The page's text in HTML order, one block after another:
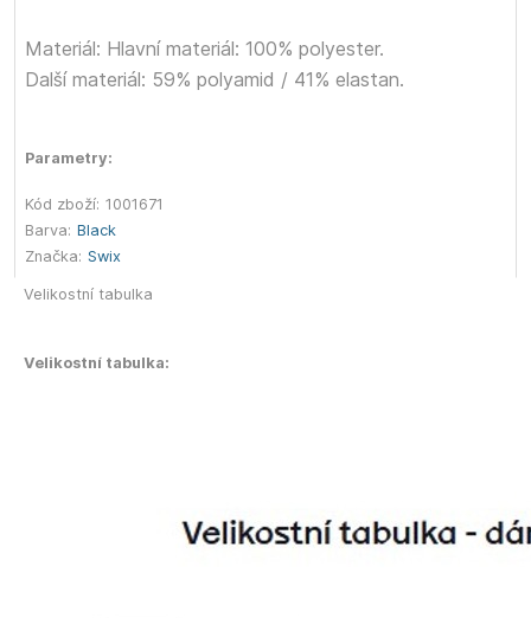
Materiál: Hlavní materiál: 100% polyester.
Další materiál: 59% polyamid / 41% elastan.
Parametry:
Kód zboží: 1001671
Barva: Black
Značka: Swix
Velikostní tabulka
Velikostní tabulka: